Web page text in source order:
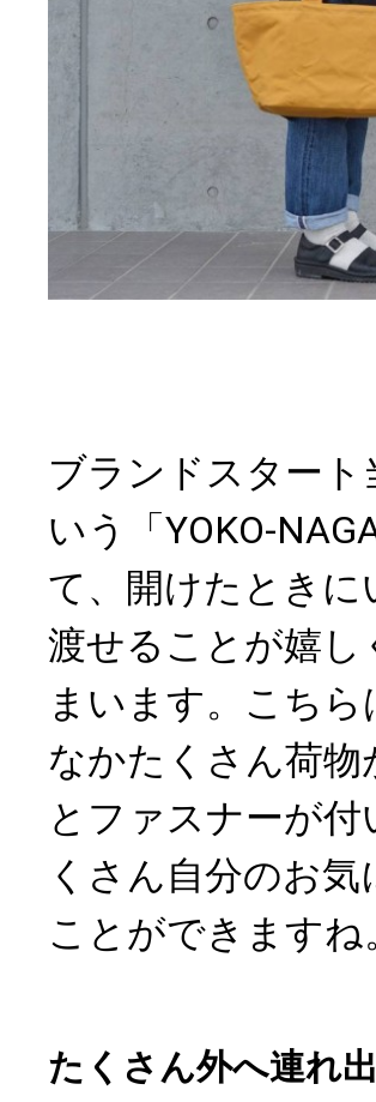
ブランドスター
いう「YOKO-
て、開けたとき
渡せることが嬉
まいます。こち
なかたくさん荷
とファスナーが
くさん自分のお
ことができますね
たくさん外へ連れ